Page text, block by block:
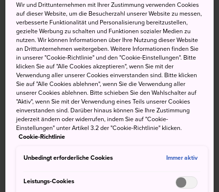
Den Sonnenuntergang bei einem
entspannenden Fußbad in der Onsen von
Kamisuwa
Im Sommer das abendliche Feuerwerk im
Seepark
Anfahrt
Der Suwa-See ist bequem mit dem Zug zu erreichen.
Der Bahnhof Kamisuwa ist der nächstgelegene größere
Wir und Drittunternehmen mit Ihrer Zustimmung verwenden Cookies
auf dieser Website, um die Besucherzahl unserer Website zu messen,
verbesserte Funktionalität und Personalisierung bereitzustellen,
gezielte Werbung zu schalten und Funktionen sozialer Medien zu
nutzen. Wir können Informationen über Ihre Nutzung dieser Website
an Drittunternehmen weitergeben. Weitere Informationen finden Sie
in unserer "Cookie-Richtlinie" und den "Cookie-Einstellungen". Bitte
klicken Sie auf "Alle Cookies akzeptieren", wenn Sie mit der
Verwendung aller unserer Cookies einverstanden sind. Bitte klicken
Sie auf "Alle Cookies ablehnen", wenn Sie die Verwendung aller
unserer Cookies ablehnen. Bitte schieben Sie den Wahlschalter auf
"Aktiv", wenn Sie mit der Verwendung eines Teils unserer Cookies
einverstanden sind. Darüber hinaus können Sie Ihre Zustimmung
jederzeit ändern oder widerrufen, indem Sie auf "Cookie-
Einstellungen" unter Artikel 3.2 der "Cookie-Richtlinie" klicken.
Cookie-Richtlinie
Unbedingt erforderliche Cookies Immer aktiv
Leistungs-Cookies